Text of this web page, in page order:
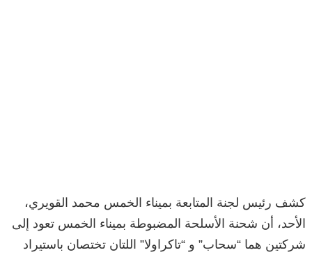
كشف رئيس لجنة المتابعة بميناء الخمس محمد القويري،
الأحد، أن شحنة الأسلحة المضبوطة بميناء الخمس تعود إلى
شركتين هما “سحاب” و “تاكراولا” اللتان تختصان باستيراد